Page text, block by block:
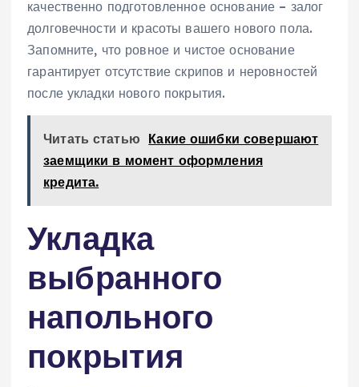
качественно подготовленное основание – залог
долговечности и красоты вашего нового пола.
Запомните‚ что ровное и чистое основание
гарантирует отсутствие скрипов и неровностей
после укладки нового покрытия.
Читать статью Какие ошибки совершают
заемщики в момент оформления
кредита.
Укладка
выбранного
напольного
покрытия